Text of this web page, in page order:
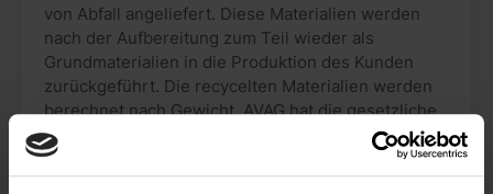
von Abfall angeliefert. Diese Materialien werden
nach der Aufbereitung zum Teil wieder als
Grundmaterialien in die Produktion des Kunden
zurückgeführt. Die recycelten Materialien werden
berechnet nach Gewicht. AVAG hat die gesetzliche
Vorgabe ihren Hyster-Stapler mit einer geeichten
Wiegeeinrichtung auszustatten. Durch die
Verwendung von Anbaugeräten mit Klammer und